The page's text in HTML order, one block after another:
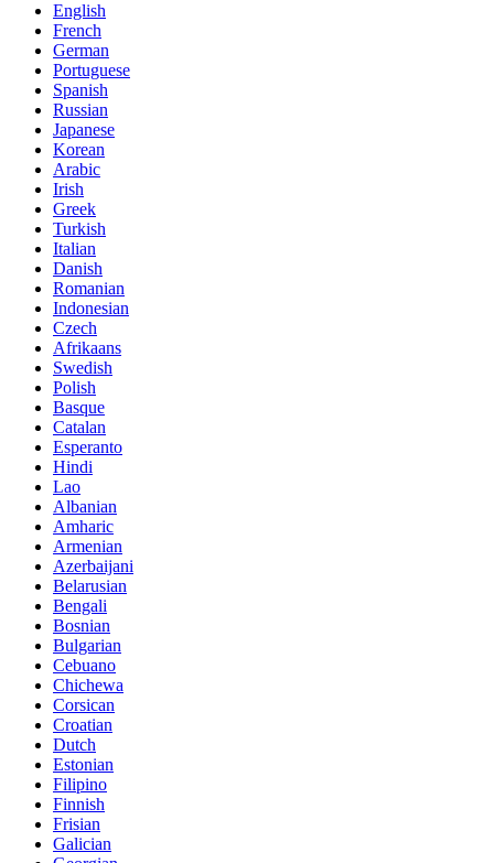
English
French
German
Portuguese
Spanish
Russian
Japanese
Korean
Arabic
Irish
Greek
Turkish
Italian
Danish
Romanian
Indonesian
Czech
Afrikaans
Swedish
Polish
Basque
Catalan
Esperanto
Hindi
Lao
Albanian
Amharic
Armenian
Azerbaijani
Belarusian
Bengali
Bosnian
Bulgarian
Cebuano
Chichewa
Corsican
Croatian
Dutch
Estonian
Filipino
Finnish
Frisian
Galician